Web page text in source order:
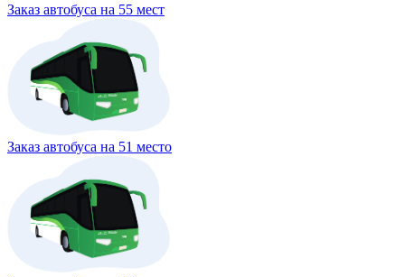
Заказ автобуса на 55 мест
Заказ автобуса на 51 место